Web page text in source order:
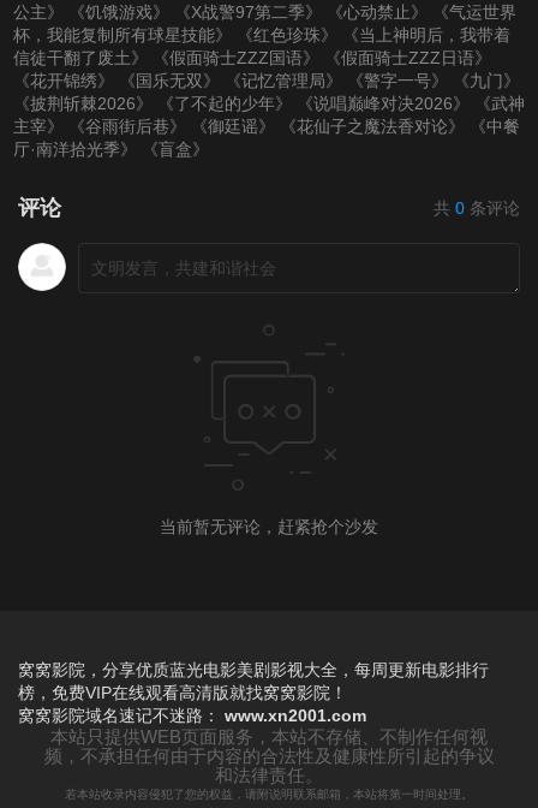
公主》
《饥饿游戏》 《X战警97第二季》 《心动禁止》
《气运世界
杯，我能复制所有球星技能》
《红色珍珠》
《当上神明后，我带着
信徒干翻了废土》
《假面骑士ZZZ国语》
《假面骑士ZZZ日语》
《花开锦绣》
《国乐无双》 《记忆管理局》 《警字一号》
《九门》
《披荆斩棘2026》
《了不起的少年》 《说唱巅峰对决2026》
《武神
主宰》
《谷雨街后巷》 《御廷谣》 《花仙子之魔法香对论》
《中餐
厅·南洋拾光季》
《盲盒》
评论 共 0 条评论
当前暂无评论，赶紧抢个沙发
窝窝影院，分享优质蓝光电影美剧影视大全，每周更新电影排行
榜，免费VIP在线观看高清版就找窝窝影院！
窝窝影院域名速记不迷路： www.xn2001.com
本站只提供WEB页面服务，本站不存储、不制作任何视
频，不承担任何由于内容的合法性及健康性所引起的争议
和法律责任。
若本站收录内容侵犯了您的权益，请附说明联系邮箱，本站将第一时间处理。